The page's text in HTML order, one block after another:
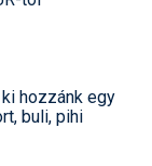
hozzánk egy
buli, pihi